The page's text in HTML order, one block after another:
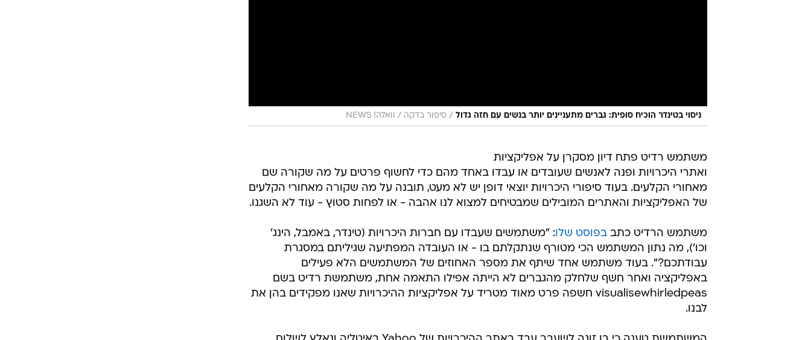
ניסוי בטינדר הוכיח סופית: גברים מתעניינים יותר בנשים עם חזה גדול / סיפור בדקה / וואלה! NEWS
משתמש רדיט פתח דיון מסקרן על אפליקציות
ואתרי היכרויות ופנה לאנשים שעובדים או עבדו באחד מהם כדי לחשוף פרטים על מה שקורה שם
מאחורי הקלעים. בעוד סיפורי היכרויות יוצאי דופן יש לא מעט, תובנה על מה שקורה מאחורי הקלעים
של האפליקציות והאתרים המובילים שמבטיחים למצוא לנו אהבה - או לפחות סטוץ - עוד לא השגנו.
משתמש הרדיט כתב בפוסט שלו: "משתמשים שעבדו עם חברות היכרויות (טינדר, באמבל, הינג'
וכו'), מה נתון המשתמש הכי מטורף שנתקלתם בו - או העובדה המפתיעה שגיליתם במסגרת
עבודתכם?". בעוד משתמש אחד שיתף את מספר האחוזים של המשתמשים הלא פעילים
באפליקציה ואחר חשף שלחלק מהגברים לא הייתה אפילו התאמה אחת, משתמשת רדיט בשם
visualisewhirledpeas חשפה פרט מאוד מטריד על אפליקציות ההיכרויות שאנו מפקידים בהן את
לבנו.